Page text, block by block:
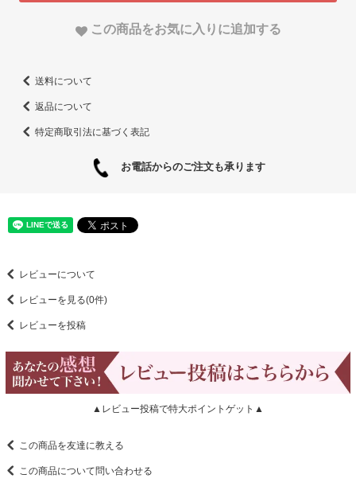
この商品をお気に入りに追加する
送料について
返品について
特定商取引法に基づく表記
お電話からのご注文も承ります
レビューについて
レビューを見る(0件)
レビューを投稿
▲レビュー投稿で特大ポイントゲット▲
この商品を友達に教える
この商品について問い合わせる